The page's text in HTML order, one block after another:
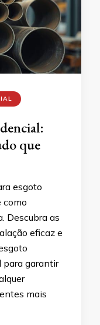
que
esgoto
como
Descubra as
eficaz e
para garantir
mais